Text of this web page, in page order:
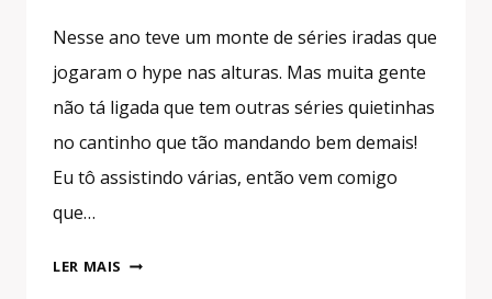
Nesse ano teve um monte de séries iradas que
jogaram o hype nas alturas. Mas muita gente
não tá ligada que tem outras séries quietinhas
no cantinho que tão mandando bem demais!
Eu tô assistindo várias, então vem comigo
que…
LER MAIS SÉRIES